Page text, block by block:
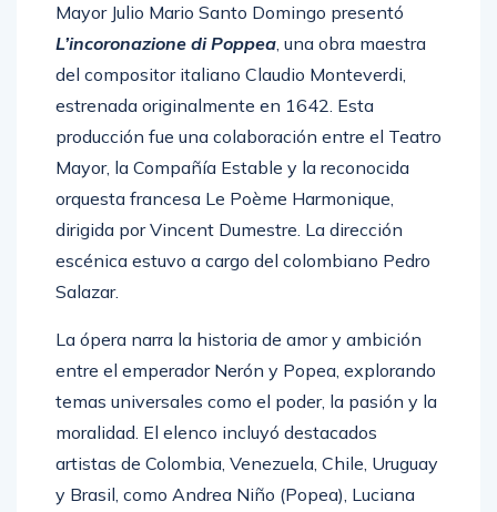
Mayor Julio Mario Santo Domingo presentó
L’incoronazione di Poppea, una obra maestra
del compositor italiano Claudio Monteverdi,
estrenada originalmente en 1642. Esta
producción fue una colaboración entre el Teatro
Mayor, la Compañía Estable y la reconocida
orquesta francesa Le Poème Harmonique,
dirigida por Vincent Dumestre. La dirección
escénica estuvo a cargo del colombiano Pedro
Salazar.
La ópera narra la historia de amor y ambición
entre el emperador Nerón y Popea, explorando
temas universales como el poder, la pasión y la
moralidad. El elenco incluyó destacados
artistas de Colombia, Venezuela, Chile, Uruguay
y Brasil, como Andrea Niño (Popea), Luciana